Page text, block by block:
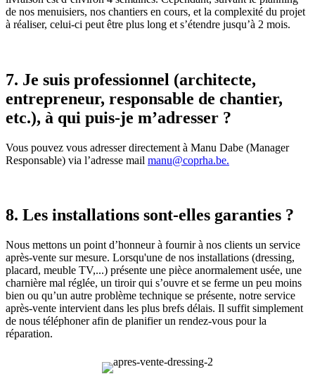
de nos menuisiers, nos chantiers en cours, et la complexité du projet
à réaliser, celui-ci peut être plus long et s’étendre jusqu’à 2 mois.
7. Je suis professionnel (architecte,
entrepreneur, responsable de chantier,
etc.), à qui puis-je m’adresser ?
Vous pouvez vous adresser directement à Manu Dabe (Manager
Responsable) via l’adresse mail manu@coprha.be.
8. Les installations sont-elles garanties ?
Nous mettons un point d’honneur à fournir à nos clients un service
après-vente sur mesure. Lorsqu'une de nos installations (dressing,
placard, meuble TV,...) présente une pièce anormalement usée, une
charnière mal réglée, un tiroir qui s’ouvre et se ferme un peu moins
bien ou qu’un autre problème technique se présente, notre service
après-vente intervient dans les plus brefs délais. Il suffit simplement
de nous téléphoner afin de planifier un rendez-vous pour la
réparation.